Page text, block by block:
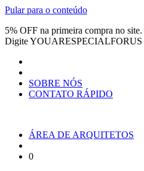
Pular para o conteúdo
5% OFF na primeira compra no site.
DigiteYOUARESPECIALFORUS
SOBRE NÓS
CONTATO RÁPIDO
ÁREA DE ARQUITETOS
0